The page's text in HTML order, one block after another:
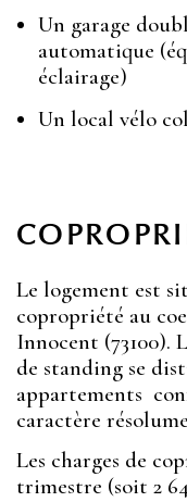
Un garage
automatique
éclairage)
Un local vélo
Le logement est
copropriété au
Innocent (73100).
de standing se
appartements
caractère
Les charges de
trimestre (soit 2